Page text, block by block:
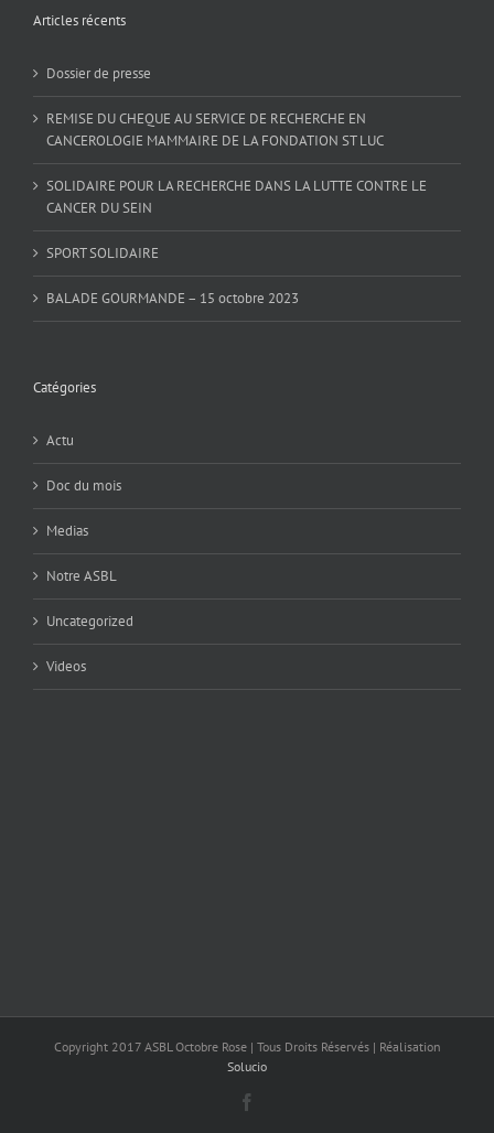
Articles récents
Dossier de presse
REMISE DU CHEQUE AU SERVICE DE RECHERCHE EN
CANCEROLOGIE MAMMAIRE DE LA FONDATION ST LUC
SOLIDAIRE POUR LA RECHERCHE DANS LA LUTTE CONTRE LE
CANCER DU SEIN
SPORT SOLIDAIRE
BALADE GOURMANDE – 15 octobre 2023
Catégories
Actu
Doc du mois
Medias
Notre ASBL
Uncategorized
Videos
Copyright 2017 ASBL Octobre Rose | Tous Droits Réservés | Réalisation
Solucio